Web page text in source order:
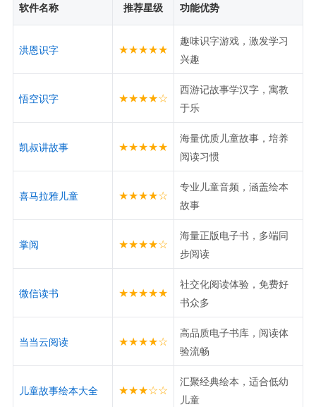
软件名称 推荐星级 功能优势
洪恩识字 ★★★★★
趣味识字游戏，激发学习
兴趣
悟空识字 ★★★★☆
西游记故事学汉字，寓教
于乐
凯叔讲故事 ★★★★★
海量优质儿童故事，培养
阅读习惯
喜马拉雅儿童 ★★★★☆
专业儿童音频，涵盖绘本
故事
掌阅 ★★★★☆
海量正版电子书，多端同
步阅读
微信读书 ★★★★★
社交化阅读体验，免费好
书众多
当当云阅读 ★★★★☆
高品质电子书库，阅读体
验流畅
儿童故事绘本大全 ★★★☆☆
汇聚经典绘本，适合低幼
儿童